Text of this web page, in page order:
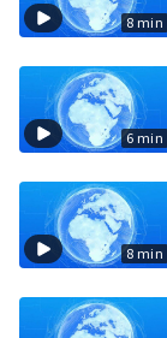
8 min
6 min
8 min